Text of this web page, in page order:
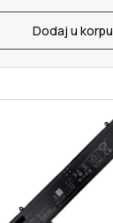
Dodaj u korpu